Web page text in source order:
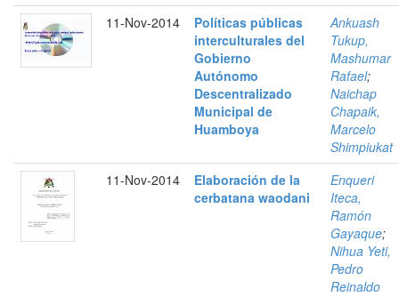
11-Nov-2014
Políticas públicas
interculturales del
Gobierno
Autónomo
Descentralizado
Municipal de
Huamboya
Ankuash
Tukup,
Mashumar
Rafael;
Naichap
Chapaik,
Marcelo
Shimpiukat
11-Nov-2014
Elaboración de la
cerbatana waodani
Enqueri
Iteca,
Ramón
Gayaque;
Nihua Yeti,
Pedro
Reinaldo